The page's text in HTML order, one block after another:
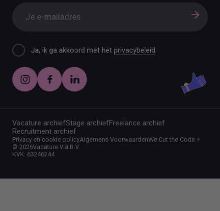
Ja, ik ga akkoord met hetprivacybeleid
Vacature archiefStage archiefFreelance archief
Recruitment archief
©2026Vacature Via B.V.
KVK: 63246244
Privacy en cookie policyAlgemene VoorwaardenWe Cut the Code ⚡️